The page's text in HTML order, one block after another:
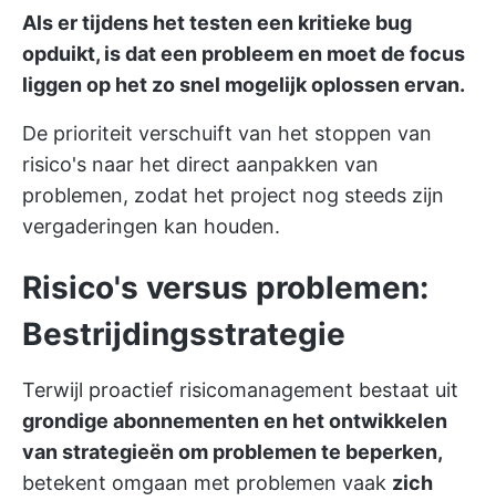
Als er tijdens het testen een kritieke bug
opduikt, is dat een probleem en moet de focus
liggen op het zo snel mogelijk oplossen ervan.
De prioriteit verschuift van het stoppen van
risico's naar het direct aanpakken van
problemen, zodat het project nog steeds zijn
vergaderingen kan houden.
Risico's versus problemen:
Bestrijdingsstrategie
Terwijl proactief risicomanagement bestaat uit
grondige abonnementen en het ontwikkelen
van strategieën om problemen te beperken,
betekent omgaan met problemen vaak zich